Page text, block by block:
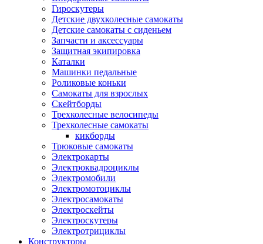
Гироскутеры
Детские двухколесные самокаты
Детские самокаты с сиденьем
Запчасти и аксессуары
Защитная экипировка
Каталки
Машинки педальные
Роликовые коньки
Самокаты для взрослых
Скейтборды
Трехколесные велосипеды
Трехколесные самокаты
кикборды
Трюковые самокаты
Электрокарты
Электроквадроциклы
Электромобили
Электромотоциклы
Электросамокаты
Электроскейты
Электроскутеры
Электротрициклы
Конструкторы